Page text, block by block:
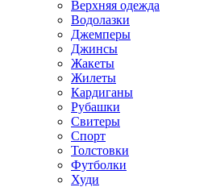
Верхняя одежда
Водолазки
Джемперы
Джинсы
Жакеты
Жилеты
Кардиганы
Рубашки
Свитеры
Спорт
Толстовки
Футболки
Худи